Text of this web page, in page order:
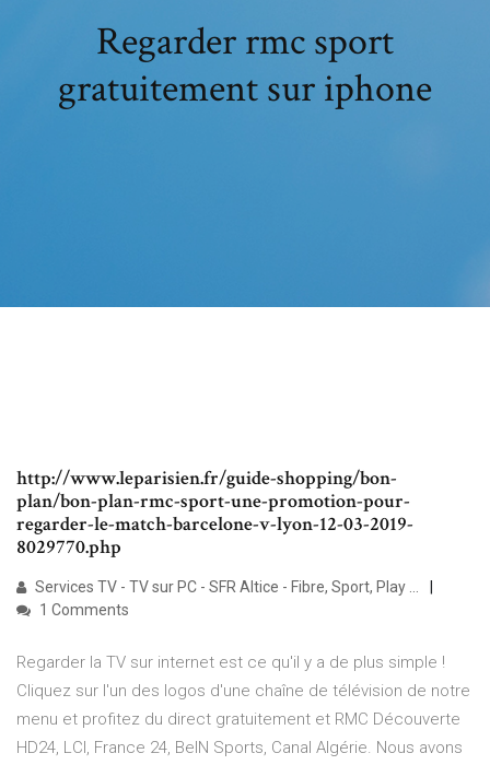
Regarder rmc sport
gratuitement sur iphone
http://www.leparisien.fr/guide-shopping/bon-
plan/bon-plan-rmc-sport-une-promotion-pour-
regarder-le-match-barcelone-v-lyon-12-03-2019-
8029770.php
Services TV - TV sur PC - SFR Altice - Fibre, Sport, Play ...
1 Comments
Regarder la TV sur internet est ce qu'il y a de plus simple !
Cliquez sur l'un des logos d'une chaîne de télévision de notre
menu et profitez du direct gratuitement et RMC Découverte
HD24, LCI, France 24, BeIN Sports, Canal Algérie. Nous avons